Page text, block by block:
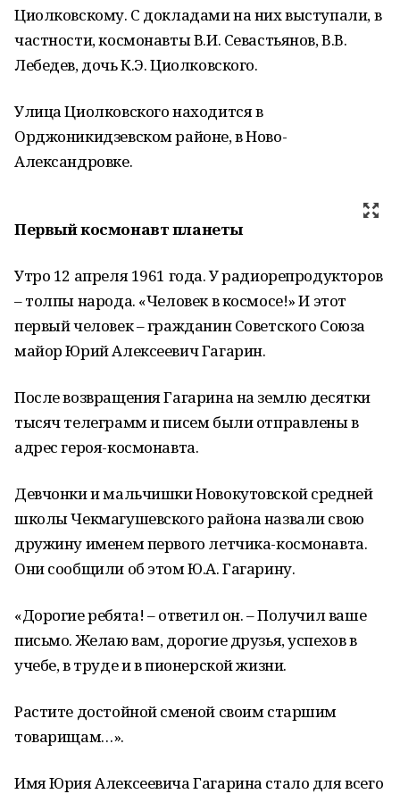
Циолковскому. С докладами на них выступали, в
частности, космонавты В.И. Севастьянов, В.В.
Лебедев, дочь К.Э. Циолковского.
Улица Циолковского находится в
Орджоникидзевском районе, в Ново-
Александровке.
Первый космонавт планеты
Утро 12 апреля 1961 года. У радиорепродукторов
– толпы народа. «Человек в космосе!» И этот
первый человек – гражданин Советского Союза
майор Юрий Алексеевич Гагарин.
После возвращения Гагарина на землю десятки
тысяч телеграмм и писем были отправлены в
адрес героя-космонавта.
Девчонки и мальчишки Новокутовской средней
школы Чекмагушевского района назвали свою
дружину именем первого летчика-космонавта.
Они сообщили об этом Ю.А. Гагарину.
«Дорогие ребята! – ответил он. – Получил ваше
письмо. Желаю вам, дорогие друзья, успехов в
учебе, в труде и в пионерской жизни.
Растите достойной сменой своим старшим
товарищам…».
Имя Юрия Алексеевича Гагарина стало для всего